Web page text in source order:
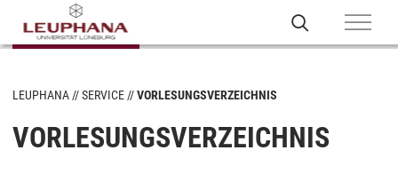
LEUPHANA SERVICE VORLESUNGSVERZEICHNIS
VORLESUNGSVERZEICHNIS